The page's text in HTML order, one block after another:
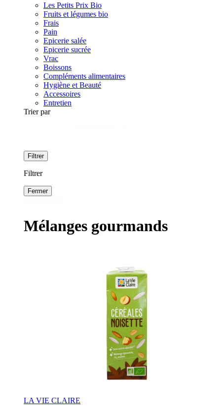
Les Petits Prix Bio
Fruits et légumes bio
Frais
Pain
Epicerie salée
Epicerie sucrée
Vrac
Boissons
Compléments alimentaires
Hygiène et Beauté
Accessoires
Entretien
Trier par
Filtrer
Filtrer
Fermer
Mélanges gourmands
LA VIE CLAIRE